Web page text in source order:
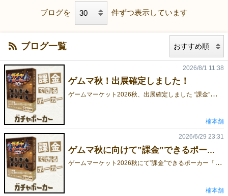
ブログを 件ずつ表示しています
ブログ一覧
ゲムマ秋！出展確定しました！
ゲ
ームマーケット2026秋、出展確定しました “課金”できるポーカー『ガチャポーカー』をリリースします！ 得点（VP）を削って石を買い、 その石でガチャを回す―― 令和の“新感覚”ポーカーです！ 詳細・予約情報は今後更新します！ お楽しみに！
2026/8/1 11:38
楠本舗
ゲムマ秋に向けて”課金”できるポーカーを制作中！
ゲ
ームマーケット2026秋にて”課金”できるポーカー「ガチャポーカー」をリリース予定！勝利点（お金）を削って石を買い、石を使ってガチャを回す令和の”新感覚”ポーカー！詳細や予約情報は随時更新します！ お楽しみに！
2026/6/29 23:31
楠本舗